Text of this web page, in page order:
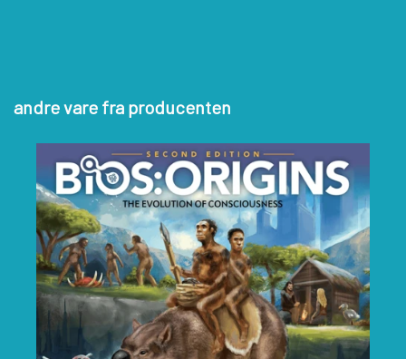
andre vare fra producenten